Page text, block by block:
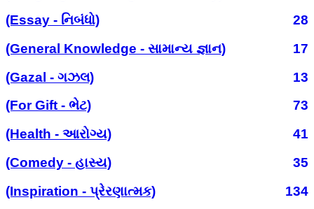
(Essay - નિબંધો)
28
(General Knowledge - સામાન્ય જ્ઞાન)
17
(Gazal - ગઝલ)
13
(For Gift - ભેટ)
73
(Health - આરોગ્ય)
41
(Comedy - હાસ્ય)
35
(Inspiration - પ્રેરણાત્મક)
134